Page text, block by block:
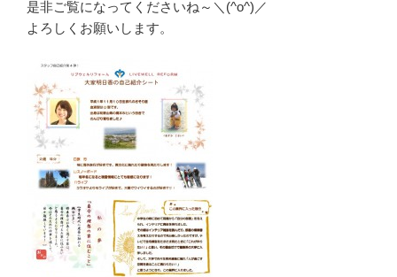
是非ご覧になってくださいね～＼(^o^)／
よろしくお願いします。